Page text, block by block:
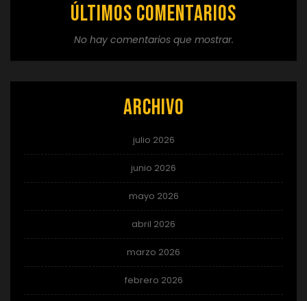
Últimos comentarios
No hay comentarios que mostrar.
Archivo
julio 2026
junio 2026
mayo 2026
abril 2026
marzo 2026
febrero 2026